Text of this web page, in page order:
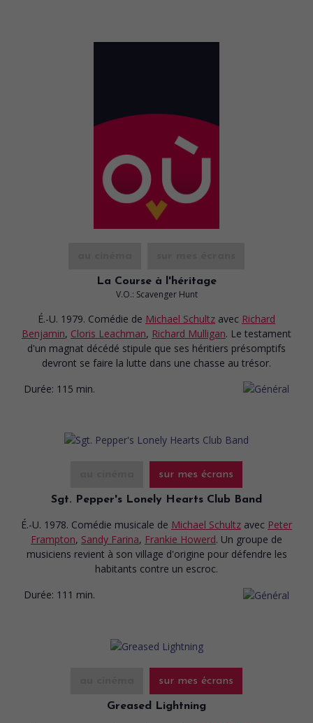
La Course à l'héritage
V.O.: Scavenger Hunt
É.-U. 1979. Comédie de Michael Schultz avec Richard
Benjamin, Cloris Leachman, Richard Mulligan. Le testament
d'un magnat décédé stipule que ses héritiers présomptifs
devront se faire la lutte dans une chasse au trésor.
Durée: 115 min.
sur mes écrans
Sgt. Pepper's Lonely Hearts Club Band
É.-U. 1978. Comédie musicale de Michael Schultz avec Peter
Frampton, Sandy Farina, Frankie Howerd. Un groupe de
musiciens revient à son village d'origine pour défendre les
habitants contre un escroc.
Durée: 111 min.
sur mes écrans
Greased Lightning